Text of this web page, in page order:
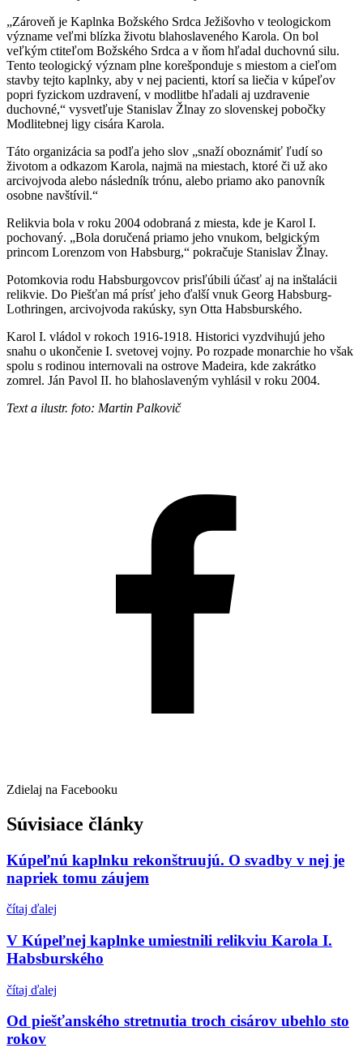
„Zároveň je Kaplnka Božského Srdca Ježišovho v teologickom
význame veľmi blízka životu blahoslaveného Karola. On bol
veľkým ctiteľom Božského Srdca a v ňom hľadal duchovnú silu.
Tento teologický význam plne korešponduje s miestom a cieľom
stavby tejto kaplnky, aby v nej pacienti, ktorí sa liečia v kúpeľov
popri fyzickom uzdravení, v modlitbe hľadali aj uzdravenie
duchovné,“ vysvetľuje Stanislav Žlnay zo slovenskej pobočky
Modlitebnej ligy cisára Karola.
Táto organizácia sa podľa jeho slov „snaží oboznámiť ľudí so
životom a odkazom Karola, najmä na miestach, ktoré či už ako
arcivojvoda alebo následník trónu, alebo priamo ako panovník
osobne navštívil.“
Relikvia bola v roku 2004 odobraná z miesta, kde je Karol I.
pochovaný. „Bola doručená priamo jeho vnukom, belgickým
princom Lorenzom von Habsburg,“ pokračuje Stanislav Žlnay.
Potomkovia rodu Habsburgovcov prisľúbili účasť aj na inštalácii
relikvie. Do Piešťan má prísť jeho ďalší vnuk Georg Habsburg-
Lothringen, arcivojvoda rakúsky, syn Otta Habsburského.
Karol I. vládol v rokoch 1916-1918. Historici vyzdvihujú jeho
snahu o ukončenie I. svetovej vojny. Po rozpade monarchie ho však
spolu s rodinou internovali na ostrove Madeira, kde zakrátko
zomrel. Ján Pavol II. ho blahoslaveným vyhlásil v roku 2004.
Text a ilustr. foto: Martin Palkovič
Zdielaj na Facebooku
Súvisiace články
Kúpeľnú kaplnku rekonštruujú. O svadby v nej je
napriek tomu záujem
čítaj ďalej
V Kúpeľnej kaplnke umiestnili relikviu Karola I.
Habsburského
čítaj ďalej
Od piešťanského stretnutia troch cisárov ubehlo sto
rokov